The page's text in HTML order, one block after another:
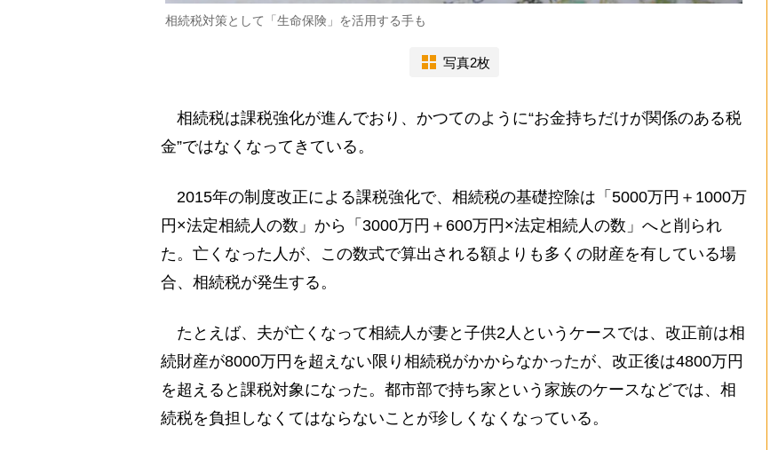
相続税対策として「生命保険」を活用する手も
写真2枚
相続税は課税強化が進んでおり、かつてのように“お金持ちだけが関係のある税
金”ではなくなってきている。
2015年の制度改正による課税強化で、相続税の基礎控除は「5000万円＋1000万
円×法定相続人の数」から「3000万円＋600万円×法定相続人の数」へと削られ
た。亡くなった人が、この数式で算出される額よりも多くの財産を有している場
合、相続税が発生する。
たとえば、夫が亡くなって相続人が妻と子供2人というケースでは、改正前は相
続財産が8000万円を超えない限り相続税がかからなかったが、改正後は4800万円
を超えると課税対象になった。都市部で持ち家という家族のケースなどでは、相
続税を負担しなくてはならないことが珍しくなくなっている。